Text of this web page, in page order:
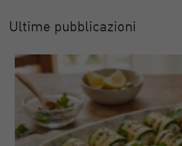
Ultime pubblicazioni